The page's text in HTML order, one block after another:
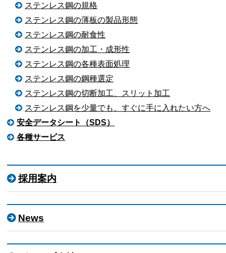
ステンレス鋼の規格
ステンレス鋼の薄板の製品形態
ステンレス鋼の耐食性
ステンレス鋼の加工・成形性
ステンレス鋼の各種表面処理
ステンレス鋼の鋼種選定
ステンレス鋼の切断加工、スリット加工
ステンレス鋼を少量でも、すぐに手に入れたい方へ
安全データシート（SDS）
各種サービス
採用案内
News